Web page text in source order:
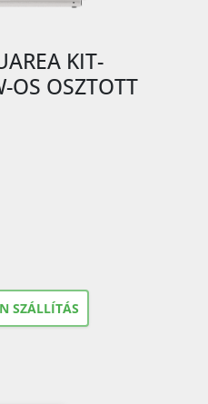
KIT-
OS OSZTOTT
SZÁLLÍTÁS